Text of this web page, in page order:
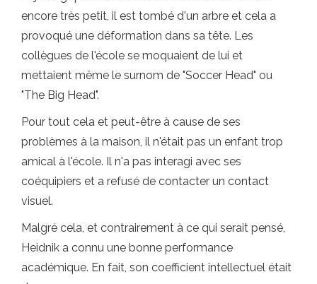
encore très petit, il est tombé d'un arbre et cela a
provoqué une déformation dans sa tête. Les
collègues de l'école se moquaient de lui et
mettaient même le surnom de "Soccer Head" ou
"The Big Head".
Pour tout cela et peut-être à cause de ses
problèmes à la maison, il n'était pas un enfant trop
amical à l'école. Il n'a pas interagi avec ses
coéquipiers et a refusé de contacter un contact
visuel.
Malgré cela, et contrairement à ce qui serait pensé,
Heidnik a connu une bonne performance
académique. En fait, son coefficient intellectuel était